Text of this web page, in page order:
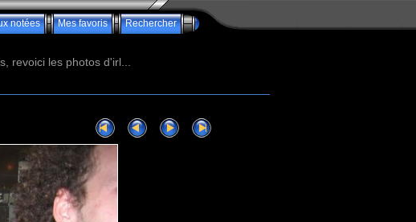
notées Mes favoris Rechercher
revoici les photos d'irl...